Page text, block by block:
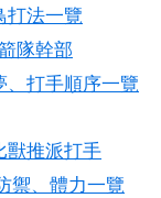
打法一覽
隊幹部
打手順序一覽
獸推派打手
禦、體力一覽